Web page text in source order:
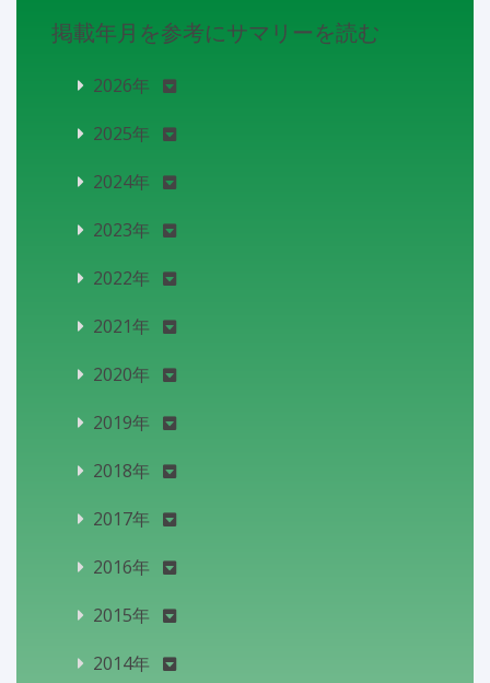
掲載年月を参考にサマリーを読む
2026年
2025年
2024年
2023年
2022年
2021年
2020年
2019年
2018年
2017年
2016年
2015年
2014年